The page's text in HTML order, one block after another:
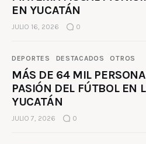
EN YUCATÁN
JULIO 16, 2026 0
DEPORTES DESTACADOS OTROS
MÁS DE 64 MIL
PASIÓN DEL FÚTBOL EN
YUCATÁN
JULIO 7, 2026 0